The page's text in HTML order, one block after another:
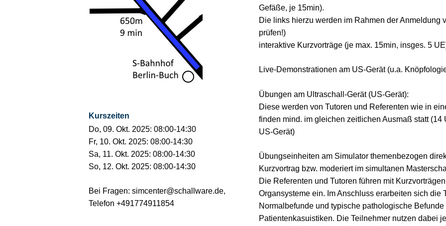
Kurszeiten
Do, 09. Okt. 2025: 08:00-14:30
Fr, 10. Okt. 2025: 08:00-14:30
Sa, 11. Okt. 2025: 08:00-14:30
So, 12. Okt. 2025: 08:00-14:30
Bei Fragen: simcenter@schallware.de,
Telefon +491774911854
Gefäße, je 15min).
Die links hierzu werden im Rahmen der Anmeldung
prüfen!)
interaktive Kurzvorträge (je max. 15min, insges. 5
Live-Demonstrationen am US-Gerät (u.a.
Übungen am Ultraschall-Gerät (US-Gerät):
Diese werden von Tutoren und Referenten wie in
finden mind. im gleichen zeitlichen Ausmaß statt (14
US-Gerät)
Übungseinheiten am Simulator themenbezogen
Kurzvortrag bzw. moderiert im simultanen
Die Referenten und Tutoren führen mit
Organsysteme ein. Im Anschluss erarbeiten sich die
Normalbefunde und typische pathologische
Patientenkasuistiken. Die Teilnehmer nutzen dabei